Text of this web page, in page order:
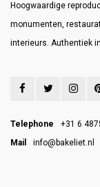
Hoogwaardige
monumenten,
interieurs. Authentiek
Telephone
+31 6
Mail
info@bakeliet.nl